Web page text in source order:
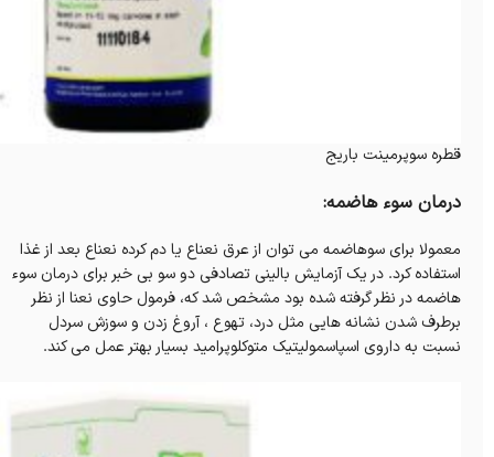
قطره سوپرمینت باریج
درمان سوء هاضمه:
معمولا برای سوهاضمه می توان از عرق نعناع یا دم کرده نعناع بعد از غذا
استفاده کرد. در یک آزمایش بالینی تصادفی دو سو بی خبر برای درمان سوء
هاضمه در نظر گرفته شده بود مشخص شد که، فرمول حاوی نعنا از نظر
برطرف شدن نشانه هایی مثل درد، تهوع ، آروغ زدن و سوزش سردل
نسبت به داروی اسپاسمولیتیک متوکلوپرامید بسیار بهتر عمل می کند.